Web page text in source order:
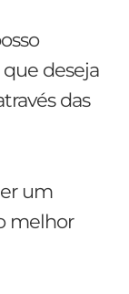
deseja
das
um
melhor